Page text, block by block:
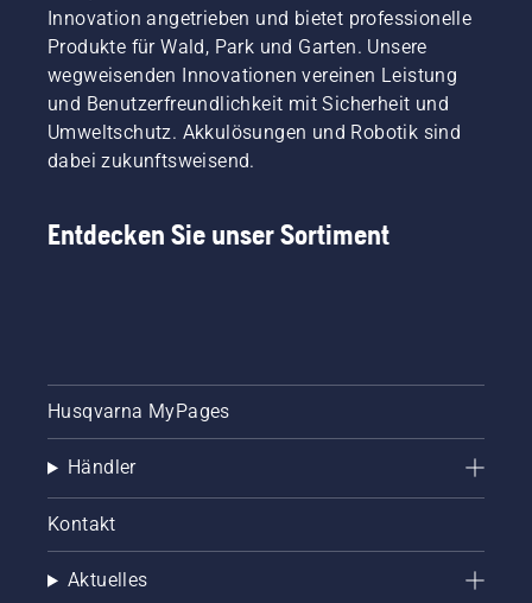
Warum sollten Sie sich für
einen Akku-Rasentrimmer
entscheiden?
Akku-Rasentrimmer haben praktische Vorteile:
Sie eignen sich gut zum Kantenschneiden, zum
sauberen Erscheinungsbilds bei minimalem
Innovation angetrieben und bietet professionelle
Produkte für Wald, Park und Garten. Unsere
wegweisenden Innovationen vereinen Leistung
und Benutzerfreundlichkeit mit Sicherheit und
Umweltschutz. Akkulösungen und Robotik sind
dabei zukunftsweisend.
Entdecken Sie unser Sortiment
Husqvarna MyPages
Händler
Kontakt
Aktuelles